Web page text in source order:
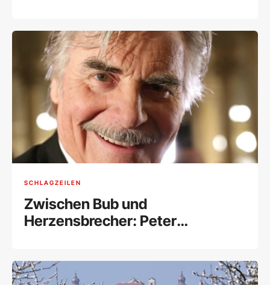
SCHLAGZEILEN
Zwischen Bub und
Herzensbrecher: Peter